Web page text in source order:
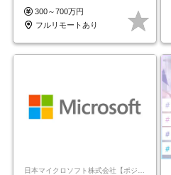
★年休最大130日★
300～700万円
フルリモートあり